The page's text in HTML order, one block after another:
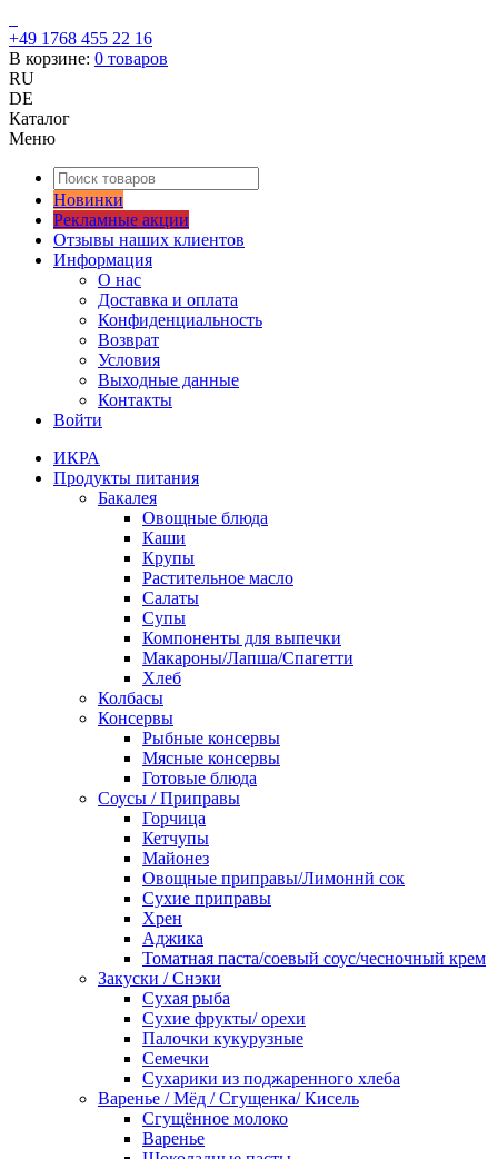
+49 1768 455 22 16
В корзине: 0 товаров
RU
DE
Каталог
Меню
Новинки
Рекламные акции
Отзывы наших клиентов
Информация
О нас
Доставка и оплата
Конфиденциальность
Возврат
Условия
Выходные данные
Контакты
Войти
ИКРА
Продукты питания
Бакалея
Овощные блюда
Каши
Крупы
Растительное масло
Салаты
Супы
Компоненты для выпечки
Макароны/Лапша/Спагетти
Хлеб
Колбасы
Консервы
Рыбные консервы
Мясные консервы
Готовые блюда
Соусы / Приправы
Горчица
Кетчупы
Майонез
Овощные приправы/Лимоннй сок
Сухие приправы
Хрен
Аджика
Томатная паста/соевый соус/чесночный крем
Закуски / Снэки
Сухая рыба
Сухие фрукты/ орехи
Палочки кукурузные
Семечки
Сухарики из поджаренного хлеба
Варенье / Мёд / Сгущенка/ Кисель
Сгущённое молоко
Варенье